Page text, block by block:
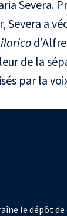
Severa.
a
de la
par la
le dépôt